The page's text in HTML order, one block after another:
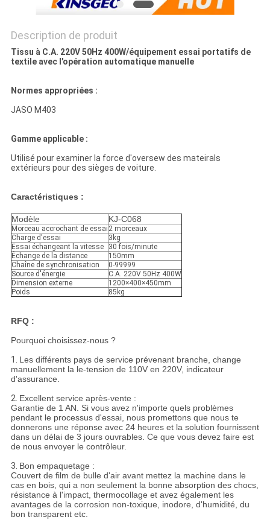
Description de produit
Tissu à C.A. 220V 50Hz 400W/équipement essai portatifs de
textile avec l'opération automatique manuelle
Normes appropriées :
JASO M403
Gamme applicable :
Utilisé pour examiner la force d'oversew des mateirals
extérieurs pour des sièges de voiture.
Caractéristiques :
Modèle KJ-C068
Morceau accrochant de essai 2 morceaux
Charge d'essai
3kg
Essai échangeant la vitesse
30 fois/minute
Échange de la distance
150mm
Chaîne de synchronisation
0-99999
Source d'énergie
C.A. 220V 50Hz 400W
Dimension externe
1200×400×450mm
Poids
85kg
RFQ :
Pourquoi choisissez-nous ?
1. Les différents pays de service prévenant branche, change
manuellement la le-tension de 110V en 220V, indicateur
d'assurance.
2. Excellent service après-vente :
Garantie de 1 AN. Si vous avez n'importe quels problèmes
pendant le processus d'essai, nous promettons que nous te
donnerons une réponse avec 24 heures et la solution fournissent
dans un délai de 3 jours ouvrables. Ce que vous devez faire est
de nous envoyer le contrôleur.
3. Bon empaquetage :
Couvert de film de bulle d'air avant mettez la machine dans le
cas en bois, qui a non seulement la bonne absorption des chocs,
résistance à l'impact, thermocollage et avez également les
avantages de la corrosion non-toxique, inodore, d'humidité, du
bon transparent etc.